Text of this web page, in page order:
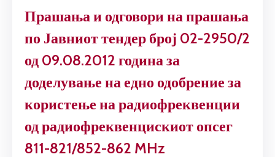
Прашања и одговори на прашања
по Јавниот тендер број 02-2950/2
од 09.08.2012 година за
доделување на едно одобрение за
користење на радиофреквенции
од радиофреквенцискиот опсег
811-821/852-862 MHz